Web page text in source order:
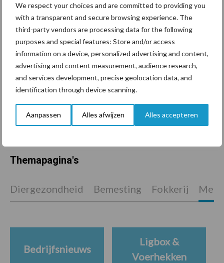
We respect your choices and are committed to providing you
with a transparent and secure browsing experience. The
third-party vendors are processing data for the following
purposes and special features: Store and/or access
information on a device, personalized advertising and content,
advertising and content measurement, audience research,
and services development, precise geolocation data, and
identification through device scanning.
Aanpassen Alles afwijzen Alles accepteren
Machines en werktuigen
gewild doelwit criminelen
Grondstoffenmarkt blijft
grillig: droogte en
geopolitiek houden handel
in de greep
Themapagina's
Diergezondheid Bemesting Fokkerij
Bedrijfsnieuws
Ligbox &
Voerhekken